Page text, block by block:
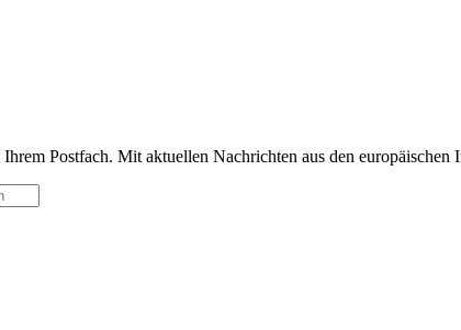
Postfach. Mit aktuellen Nachrichten aus den